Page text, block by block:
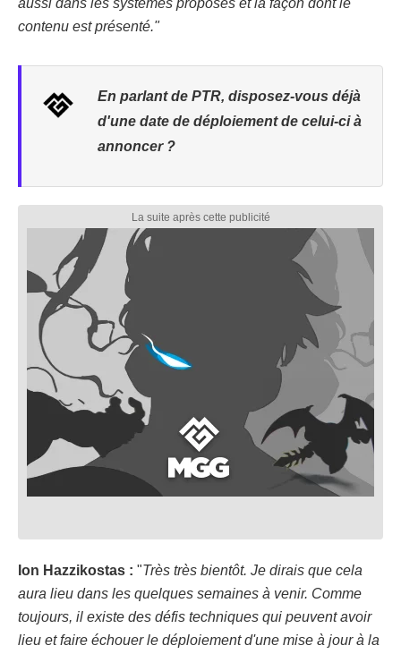
contenu est présenté."
En parlant de PTR, disposez-vous déjà
d'une date de déploiement de celui-ci à
annoncer ?
Ion Hazzikostas : "Très très bientôt. Je dirais que cela
aura lieu dans les quelques semaines à venir. Comme
toujours, il existe des défis techniques qui peuvent avoir
lieu et faire échouer le déploiement d'une mise à jour à la